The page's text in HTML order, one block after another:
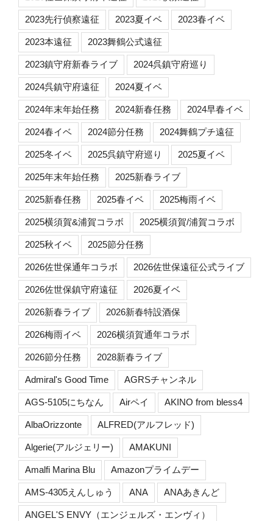
2023先行偵察遠征 2023夏イベ 2023春イベ
2023本遠征 2023舞鶴公式遠征
2023鎮守府新春ライブ 2024呉鎮守府巡り
2024呉鎮守府遠征 2024夏イベ
2024年末年始任務 2024新春任務 2024早春イベ
2024春イベ 2024節分任務 2024舞鶴プチ遠征
2025冬イベ 2025呉鎮守府巡り 2025夏イベ
2025年末年始任務 2025新春ライブ
2025新春任務 2025春イベ 2025梅雨イベ
2025横須賀&浦賀コラボ 2025横須賀/浦賀コラボ
2025秋イベ 2025節分任務
2026佐世保通年コラボ 2026佐世保遠征公式ライブ
2026佐世保鎮守府遠征 2026夏イベ
2026新春ライブ 2026新春特設酒保
2026梅雨イベ 2026横須賀通年コラボ
2026節分任務 2028新春ライブ
Admiral's Good Time AGRSチャンネル
AGS-5105にちなん Airペイ AKINO from bless4
AlbaOrizzonte ALFRED(アルフレッド)
Algerie(アルジェリー) AMAKUNI
Amalfi Marina Blu Amazonプライムデー
AMS-4305えんしゅう ANA ANAあきんど
ANGEL'S ENVY（エンジェルズ・エンヴィ）